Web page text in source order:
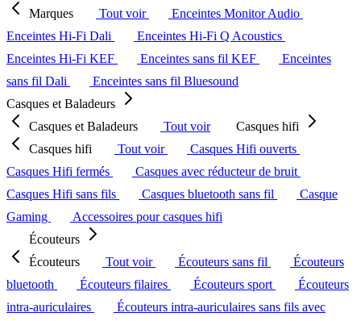
Marques
Tout voir
Enceintes Monitor Audio
Enceintes Hi-Fi Dali
Enceintes Hi-Fi Q Acoustics
Enceintes Hi-Fi KEF
Enceintes sans fil KEF
Enceintes
sans fil Dali
Enceintes sans fil Bluesound
Casques et Baladeurs
Casques et Baladeurs
Tout voir
Casques hifi
Casques hifi
Tout voir
Casques Hifi ouverts
Casques Hifi fermés
Casques avec réducteur de bruit
Casques Hifi sans fils
Casques bluetooth sans fil
Casque
Gaming
Accessoires pour casques hifi
Écouteurs
Écouteurs
Tout voir Écouteurs sans fil
Écouteurs
bluetooth
Écouteurs filaires Écouteurs sport
Écouteurs
intra-auriculaires
Écouteurs intra-auriculaires sans fils avec